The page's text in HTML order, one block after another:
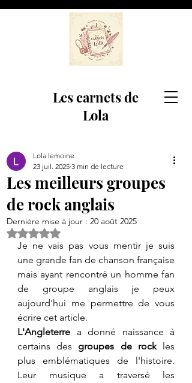
Les carnets de
Lola
Les meilleurs groupes
de rock anglais
Lola lemoine
23 juil. 2025 3 min de lecture
Dernière mise à jour : 20 août 2025
Noté NaN étoiles sur 5.
Je ne vais pas vous mentir je suis
une grande fan de chanson française
mais ayant rencontré un homme fan
de groupe anglais je peux
aujourd'hui me permettre de vous
écrire cet article.
L'Angleterre a donné naissance à
certains des groupes de rock les
plus emblématiques de l'histoire.
Leur musique a traversé les